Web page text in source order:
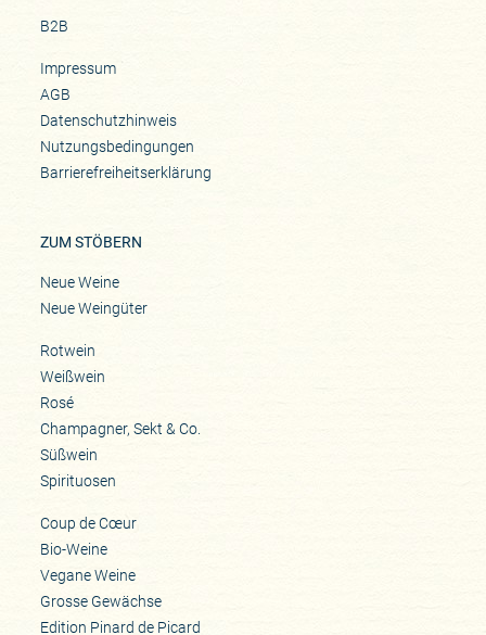
B2B
Impressum
AGB
Datenschutzhinweis
Nutzungsbedingungen
Barrierefreiheitserklärung
ZUM STÖBERN
Neue Weine
Neue Weingüter
Rotwein
Weißwein
Rosé
Champagner, Sekt & Co.
Süßwein
Spirituosen
Coup de Cœur
Bio-Weine
Vegane Weine
Grosse Gewächse
Edition Pinard de Picard